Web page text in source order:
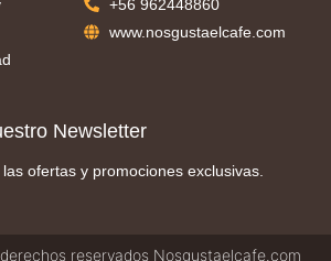
+56 962448860
www.nosgustaelcafe.com
Newsletter
ofertas y promociones exclusivas.
reservados Nosgustaelcafe.com